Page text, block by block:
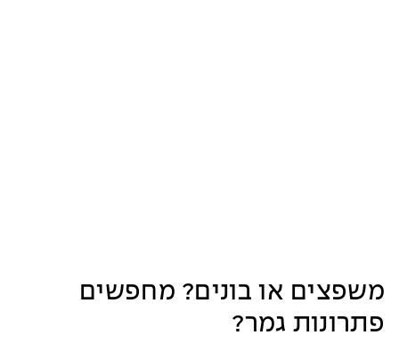
משפצים או בונים? מחפשים
פתרונות גמר?